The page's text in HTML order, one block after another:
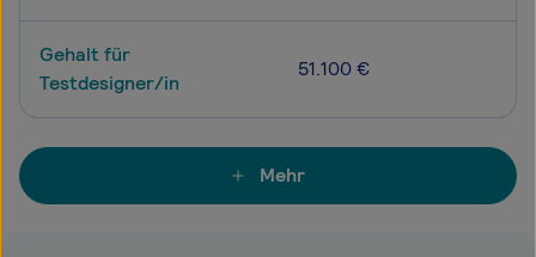
Gehalt für
Testdesigner/in
51.100 €
Mehr